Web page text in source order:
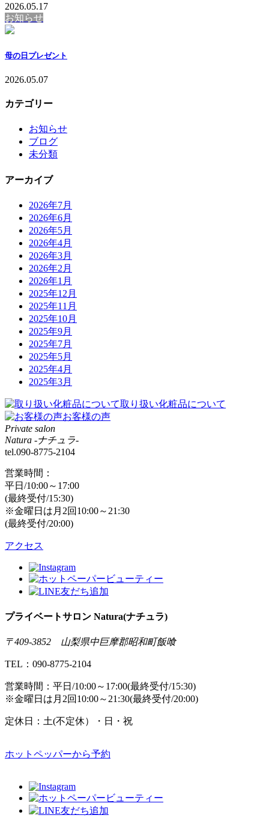
2026.05.17
お知らせ
母の日プレゼント
2026.05.07
カテゴリー
お知らせ
ブログ
未分類
アーカイブ
2026年7月
2026年6月
2026年5月
2026年4月
2026年3月
2026年2月
2026年1月
2025年12月
2025年11月
2025年10月
2025年9月
2025年7月
2025年5月
2025年4月
2025年3月
取り扱い化粧品について
お客様の声
Private salon
Natura -ナチュラ-
tel.090-8775-2104
営業時間：
平日/10:00～17:00
(最終受付/15:30)
※金曜日は月2回10:00～21:30
(最終受付/20:00)
アクセス
プライベートサロン Natura(ナチュラ)
〒409-3852 山梨県中巨摩郡昭和町飯喰
TEL：090-8775-2104
営業時間：平日/10:00～17:00(最終受付/15:30)
※金曜日は月2回10:00～21:30(最終受付/20:00)
定休日：土(不定休）・日・祝
ホットペッパーから予約